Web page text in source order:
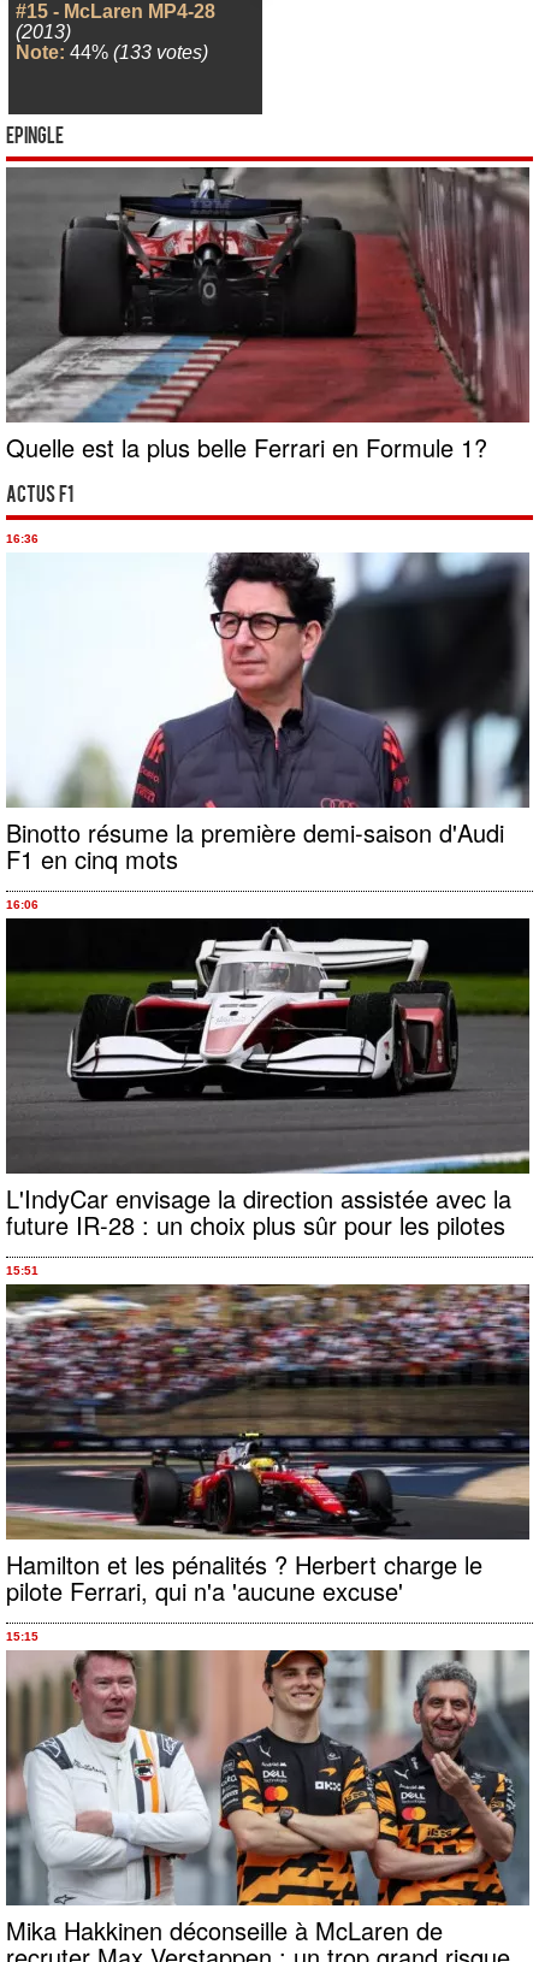
#15 - McLaren MP4-28
(2013)
Note: 44% (133 votes)
Epingle
Quelle est la plus belle Ferrari en Formule 1?
Actus F1
16:36
Binotto résume la première demi-saison d'Audi
F1 en cinq mots
16:06
L'IndyCar envisage la direction assistée avec la
future IR-28 : un choix plus sûr pour les pilotes
15:51
Hamilton et les pénalités ? Herbert charge le
pilote Ferrari, qui n'a 'aucune excuse'
15:15
Mika Hakkinen déconseille à McLaren de